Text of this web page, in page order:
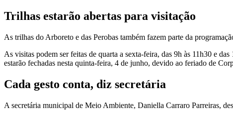
Trilhas estarão abertas para visitação
As trilhas do Arboreto e das Perobas também fazem parte da
As visitas podem ser feitas de quarta a sexta-feira, das 9h às 11h30 e
estarão fechadas nesta quinta-feira, 4 de junho, devido ao feriado de
Cada gesto conta, diz secretária
A secretária municipal de Meio Ambiente, Daniella Carraro Parreiras,